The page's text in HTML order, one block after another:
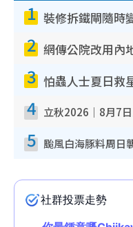
1
2
3
4
5